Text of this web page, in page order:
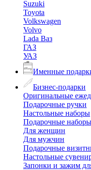
Suzuki
Toyota
Volkswagen
Volvo
Lada Ваз
ГАЗ
УАЗ
Именные
Бизнес-подарки
Оригинальные
Подарочные ручки
Настольные наборы
Подарочные наборы
Для женщин
Для мужчин
Подарочные
Настольные
Запонки и зажим